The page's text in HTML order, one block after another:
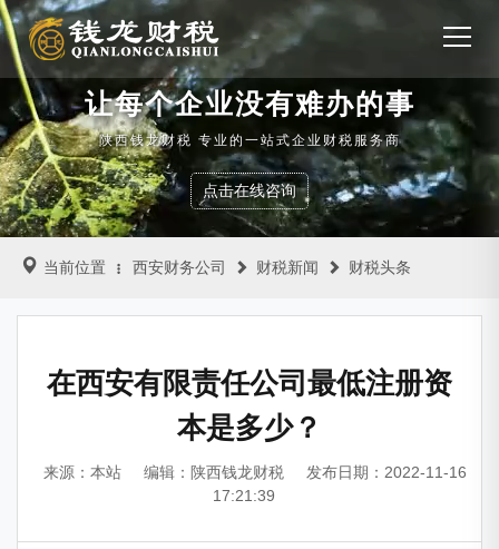
让每个企业没有难办的事
陕西钱龙财税 专业的一站式企业财税服务商
点击在线咨询
当前位置 西安财务公司 财税新闻 财税头条
在西安有限责任公司最低注册资
本是多少？
来源：本站 编辑：陕西钱龙财税
发布日期：2022-11-16
17:21:39